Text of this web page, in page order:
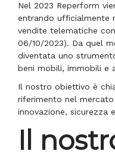
Nel 2023 Reperform
entrando ufficialmente
vendite telematiche
06/10/2023). Da quel
diventata uno
beni mobili, immobili e
Il nostro obiettivo è
riferimento nel
innovazione, sicurezza
Il